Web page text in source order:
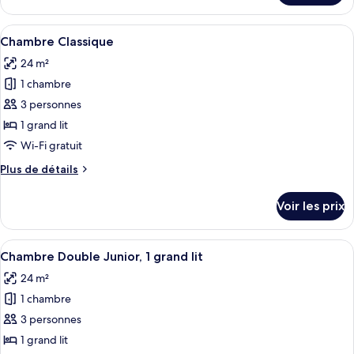
le
type
de
Chambre
Familiale
Afficher
toutes
les
photos
pour
ce
type
chambre :
Une chambre d’hôtel avec un
5
Chambre Classique
24 m²
1 chambre
3 personnes
1 grand lit
Wi-Fi gratuit
Plus de détails
Plus
le
type
de
Chambre
Classique
Voir les prix
Afficher
toutes
les
photos
pour
ce
Une chambre d’hôtel avec un grand
6
Chambre Double Junior, 1 grand lit
24 m²
1 chambre
3 personnes
1 grand lit